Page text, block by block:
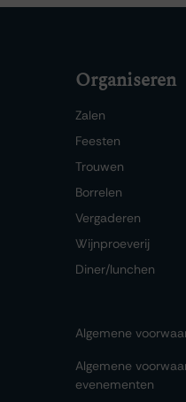
Organiseren
Zalen
Feesten
Trouwen
Borrelen
Vergaderen
Wijnproeverij
Diner/lunchen
Algemene
Algemene
evenementen